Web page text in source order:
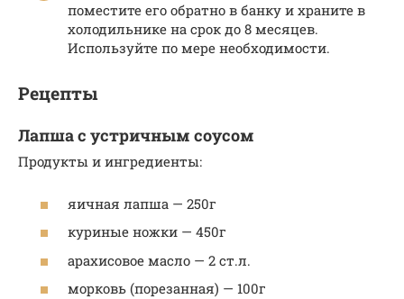
поместите его обратно в банку и храните в
холодильнике на срок до 8 месяцев.
Используйте по мере необходимости.
Рецепты
Лапша с устричным соусом
Продукты и ингредиенты:
яичная лапша — 250г
куриные ножки — 450г
арахисовое масло — 2 ст.л.
морковь (порезанная) — 100г